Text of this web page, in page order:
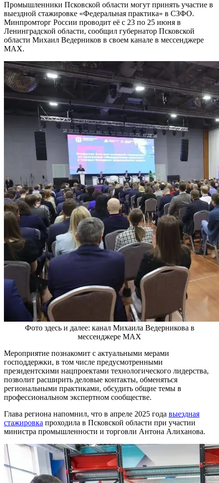
Промышленники Псковской области могут принять участие в
выездной стажировке «Федеральная практика» в СЗФО.
Минпромторг России проводит её с 23 по 25 июня в
Ленинградской области, сообщил губернатор Псковской
области Михаил Ведерников в своем канале в мессенджере
МАХ.
Фото здесь и далее: канал Михаила Ведерникова в
мессенджере МАХ
Мероприятие познакомит с актуальными мерами
господдержки, в том числе предусмотренными
президентскими нацпроектами технологического лидерства,
позволит расширить деловые контакты, обменяться
региональными практиками, обсудить общие темы в
профессиональном экспертном сообществе.
Глава региона напомнил, что в апреле 2025 года выездная
стажировка проходила в Псковской области при участии
министра промышленности и торговли Антона Алиханова.